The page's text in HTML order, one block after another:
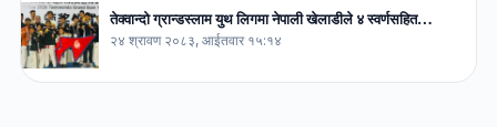
तेक्वान्दो ग्रान्डस्लाम युथ लिगमा नेपाली खेलाडीले ४ स्वर्णसहित…
२४ श्रावण २०८३, आईतवार १५:१४